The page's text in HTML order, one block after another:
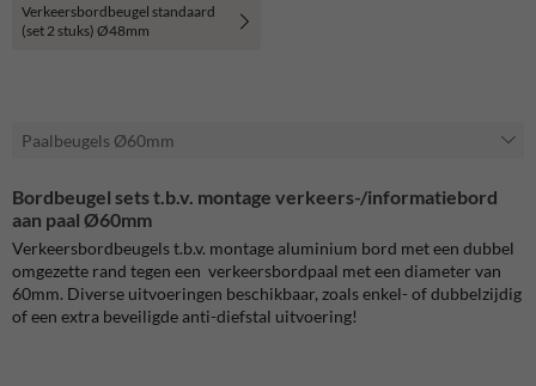
Verkeersbordbeugel standaard
(set 2 stuks) Ø48mm
Paalbeugels Ø60mm
Bordbeugel sets t.b.v. montage verkeers-/informatiebord
aan paal Ø60mm
Verkeersbordbeugels t.b.v. montage aluminium bord met een dubbel
omgezette rand tegen een verkeersbordpaal met een diameter van
60mm. Diverse uitvoeringen beschikbaar, zoals enkel- of dubbelzijdig
of een extra beveiligde anti-diefstal uitvoering!